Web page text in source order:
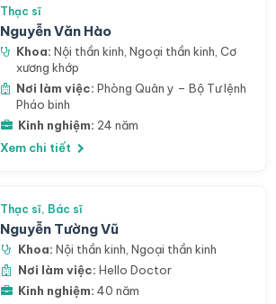
Thạc sĩ
Nguyễn Văn Hào
Khoa: Nội thần kinh Ngoại thần kinh Cơ
xương khớp
Nơi làm việc: Phòng Quân y – Bộ Tư lệnh
Pháo binh
Kinh nghiệm: 24 năm
Xem chi tiết
Thạc sĩ, Bác sĩ
Nguyễn Tường Vũ
Khoa: Nội thần kinh Ngoại thần kinh
Nơi làm việc: Hello Doctor
Kinh nghiệm: 40 năm